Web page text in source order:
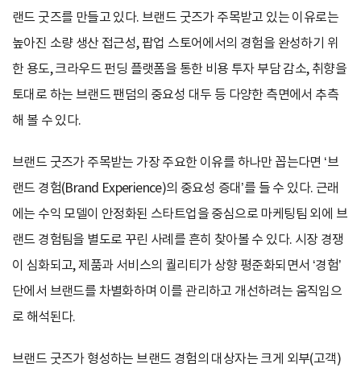
랜드 굿즈를 만들고 있다. 브랜드 굿즈가 주목받고 있는 이유로는
높아진 소량 생산 접근성, 팝업 스토어에서의 경험을 완성하기 위
한 용도, 크라우드 펀딩 플랫폼을 통한 비용 투자 부담 감소, 취향을
토대로 하는 브랜드 팬덤의 중요성 대두 등 다양한 측면에서 추측
해 볼 수 있다.
브랜드 굿즈가 주목받는 가장 주요한 이유를 하나만 꼽는다면 ‘브
랜드 경험(Brand Experience)의 중요성 증대’를 들 수 있다. 근래
에는 수익 모델이 안정화된 스타트업을 중심으로 마케팅팀 외에 브
랜드 경험팀을 별도로 꾸린 사례를 흔히 찾아볼 수 있다. 시장 경쟁
이 심화되고, 제품과 서비스의 퀄리티가 상향 평준화되면서 ‘경험’
단에서 브랜드를 차별화하며 이를 관리하고 개선하려는 움직임으
로 해석된다.
브랜드 굿즈가 형성하는 브랜드 경험의 대상자는 크게 외부(고객)